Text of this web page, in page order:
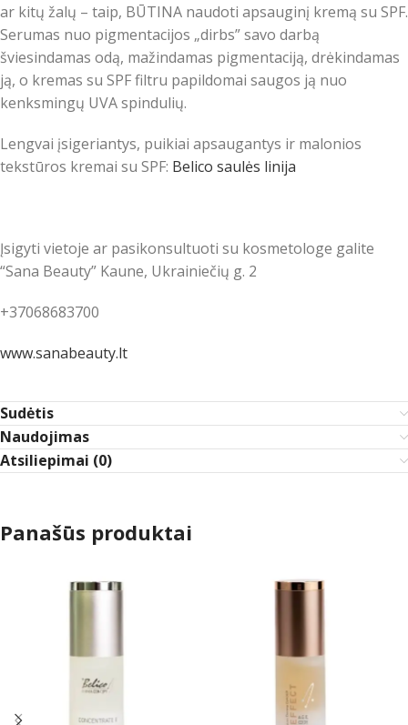
ar kitų žalų – taip, BŪTINA naudoti apsauginį kremą su SPF.
Serumas nuo pigmentacijos „dirbs” savo darbą
šviesindamas odą, mažindamas pigmentaciją, drėkindamas
ją, o kremas su SPF filtru papildomai saugos ją nuo
kenksmingų UVA spindulių.
Lengvai įsigeriantys, puikiai apsaugantys ir malonios
tekstūros kremai su SPF: Belico saulės linija
Įsigyti vietoje ar pasikonsultuoti su kosmetologe galite
“Sana Beauty” Kaune, Ukrainiečių g. 2
+37068683700
www.sanabeauty.lt
Sudėtis
Naudojimas
Atsiliepimai (0)
Panašūs produktai